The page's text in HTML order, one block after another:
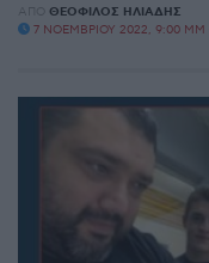
ΑΠΌ ΘΕΌΦΙΛΟΣ ΗΛΙΆΔΗΣ
7 ΝΟΕΜΒΡΊΟΥ 2022, 9:00